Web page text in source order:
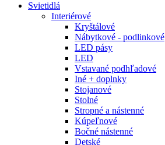
Svietidlá
Interiérové
Kryštálové
Nábytkové - podlinkové
LED pásy
LED
Vstavané podhľadové
Iné + doplnky
Stojanové
Stolné
Stropné a nástenné
Kúpeľnové
Bočné nástenné
Detské